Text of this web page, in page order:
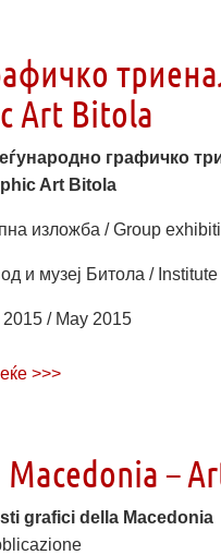
Art Bitola
графичко
Art Bitola
изложба / Group
и музеј Битола /
2015 / May 2015
>>>
–
grafici della